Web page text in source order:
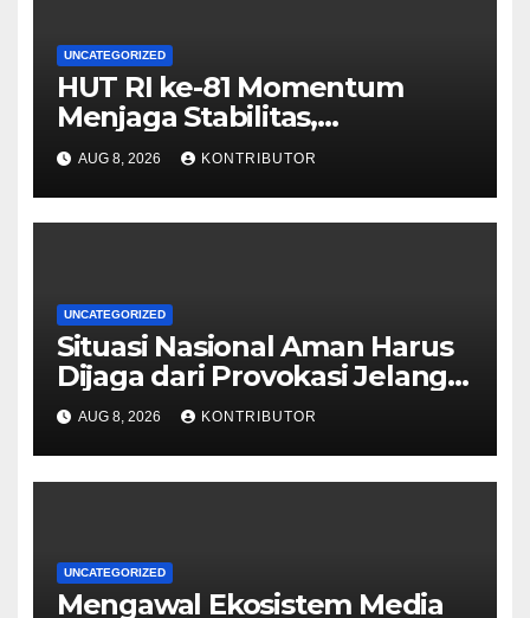
UNCATEGORIZED
HUT RI ke-81 Momentum
Menjaga Stabilitas,
Keamanan, dan Optimisme
AUG 8, 2026 KONTRIBUTOR
UNCATEGORIZED
Situasi Nasional Aman Harus
Dijaga dari Provokasi Jelang
HUT ke-81 RI
AUG 8, 2026 KONTRIBUTOR
UNCATEGORIZED
Mengawal Ekosistem Media